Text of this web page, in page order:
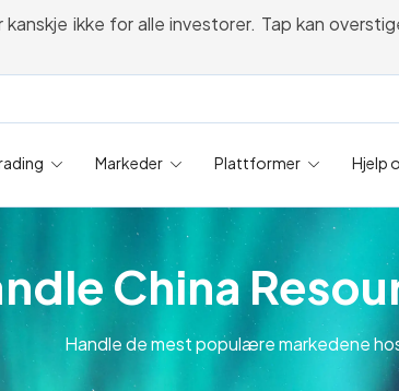
ikke for alle investorer. Tap kan
Markeder Plattformer Hjelp
China
Handle de mest populære markedene